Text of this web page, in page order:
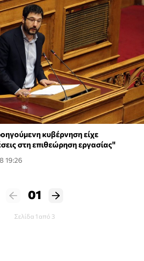
κυβέρνηση είχε
στη επιθεώρηση εργασίας"
19:26
01
Σελίδα 1 από 3